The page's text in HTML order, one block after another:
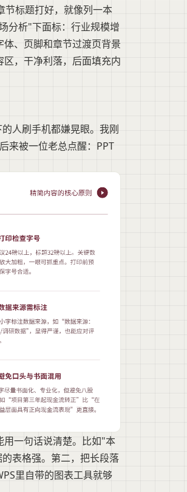
节标题打好，就像列一本
分析"下面标：行业规模增
、页脚和章节过渡页背景
，干净利落，后面填充内
人刷手机都嫌晃眼。我刚
来被一位老总点醒：PPT
用一句话说清楚。比如"本
表格强。第二，把长段落
里自带的图表工具就够